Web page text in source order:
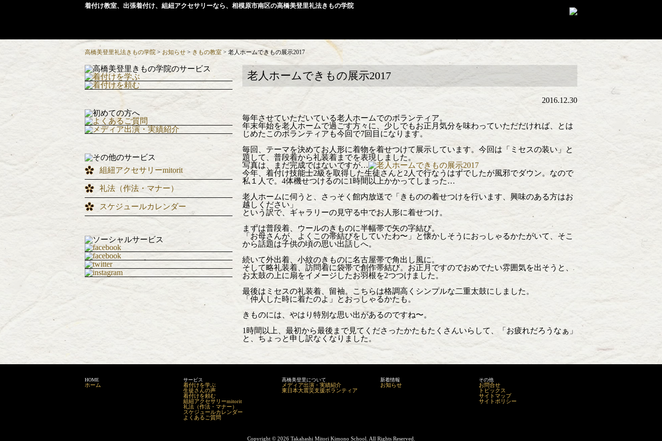
着付け教室、出張着付け、組紐アクセサリーなら、相模原市南区の高橋美登里礼法きもの学院
高橋美登里礼法きもの学院 > お知らせ > きもの教室 > 老人ホームできもの展示2017
老人ホームできもの展示2017
2016.12.30
毎年させていただいている老人ホームでのボランティア。
年末年始を老人ホームで過ごす方々に、少しでもお正月気分を味わっていただだければ、とは
じめたこのボランティアも今回で7回目になります。
毎回、テーマを決めてお人形に着物を着せつけて展示しています。今回は「ミセスの装い」と
題して、普段着から礼装着までを表現しました。
写真は、まだ完成ではないですが…
今年、着付け技能士2級を取得した生徒さんと2人で行なうはずでしたが風邪でダウン。なので
私１人で。4体機せつけるのに1時間以上かかってしまった…
老人ホームに伺うと、さっそく館内放送で「きものの着せつけを行います、興味のある方はお
越しください」
という訳で、ギャラリーの見守る中でお人形に着せつけ。
まずは普段着、ウールのきものに半幅帯で矢の字結び。
「お母さんが、よくこの帯結びをしていたわ〜」と懐かしそうにおっしゃるかたがいて、そこ
から話題は子供の頃の思い出話しへ。
続いて外出着、小紋のきものに名古屋帯で角出し風に。
そして略礼装着、訪問着に袋帯で創作帯結び。お正月ですのでおめでたい雰囲気を出そうと、
お太鼓の上に扇をイメージしたお羽根を2つつけました。
最後はミセスの礼装着、留袖。こちらは格調高くシンプルな二重太鼓にしました。
「仲人した時に着たのよ」とおっしゃるかたも。
きものには、やはり特別な思い出があるのですね〜。
1時間以上、最初から最後まで見てくださったかたもたくさんいらして、「お疲れだろうなぁ」
と、ちょっと申し訳なくなりました。
組紐アクセサリーmitorit
礼法（作法・マナー）
スケジュールカレンダー
HOME
ホーム
サービス
着付けを学ぶ
生徒さんの声
着付けを頼む
組紐アクセサリーmitorit
礼法（作法・マナー）
スケジュールカレンダー
よくあるご質問
高橋美登里について
メディア出演・実績紹介
東日本大震災支援ボランティア
新着情報
お知らせ
その他
お問合せ
トピックス
サイトマップ
サイトポリシー
Copyright © 2026 Takahashi Mitori Kimono School. All Rights Reserved.